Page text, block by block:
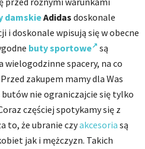
damskieAdidas doskonale
i doskonale wpisują się w obecne
buty sportowe
są
spacery, na co
zakupem mamy dla Was
butów nie ograniczajcie się tylko
częściej spotykamy się z
to, że ubranie czyakcesoria są
jak i mężczyzn. Takich